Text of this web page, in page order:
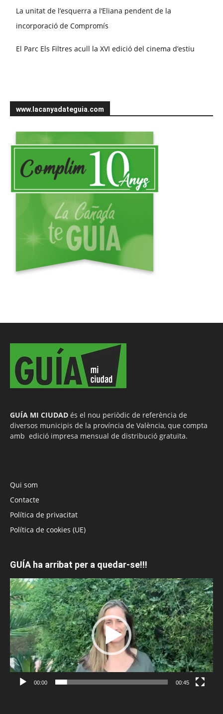
La unitat de l’esquerra a l’Eliana pendent de la
incorporació de Compromís
El Parc Els Filtres acull la XVI edició del cinema d’estiu
www.lacanyadateguia.com
GUÍA MI CIUDAD és el nou periòdic de referència de
diversos municipis de la província de València, que compta
amb edició impresa mensual de distribució gratuïta.
Qui som
Contacte
Política de privacitat
Política de cookies (UE)
GUÍA ha arribat per a quedar-se!!!
Reproductor
de
vídeo
00:00 00:45